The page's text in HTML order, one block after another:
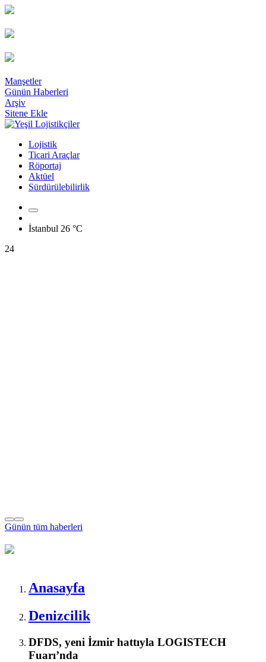
Manşetler
Günün Haberleri
Arşiv
Sitene Ekle
Lojistik
Ticari Araçlar
Röportaj
Aktüel
Sürdürülebilirlik
İstanbul 26 °C
24
Günün tüm haberleri
Anasayfa
Denizcilik
DFDS, yeni İzmir hattıyla LOGISTECH
Fuarı’nda